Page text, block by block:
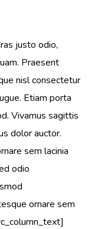
justo odio,
Praesent
nisl consectetur
Etiam porta
Vivamus sagittis
dolor auctor.
sem lacinia
odio
ornare sem